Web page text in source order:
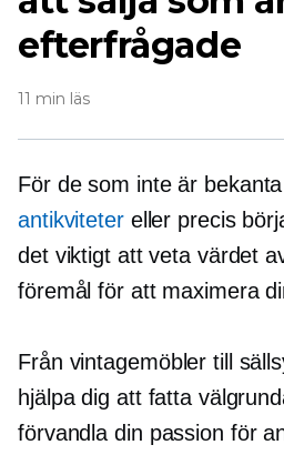
efterfrågade
11 min läs
För de som inte är
antikvitetereller precis
det viktigt att veta värdet
föremål för att maximera
Från vintagemöbler till
hjälpa dig att fatta
förvandla din passion för